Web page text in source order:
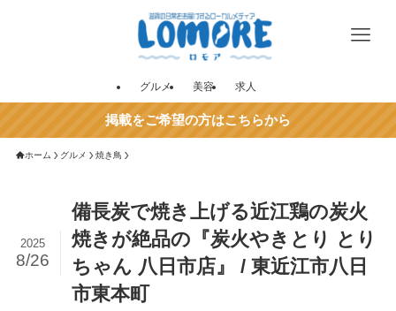
グルメ 美容 求人
掲載をご希望の方はこちらから
ホーム グルメ 焼き鳥
備長炭で焼き上げる近江鶏の炭火
焼きが絶品の『炭火やきとり とり
ちゃん 八日市店』 / 東近江市八日
市東本町
2025
8/26